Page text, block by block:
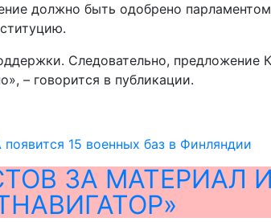
должно быть одобрено
Следовательно,
– говорится в публикации.
15 военных баз в Финляндии
ЗА МАТЕРИАЛ